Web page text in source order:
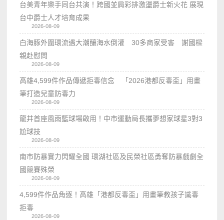
台美青年樂手同台共演！跨國並肩彩排激盪爵士新火花 展現
台中爵士人才培育成果
2026-08-09
白海豚外圍環流遇大潮釀海水倒灌 30多商家受害 謝國樑
親赴慰問
2026-08-09
高雄4,599件作品傳遞拒毒信念 「2026港都反毒盃」用畫
筆打造兒童防毒力
2026-08-09
龍井首座風雨籃球場啟用！中市運動局長攜夢想家球星3對3
尬球技
2026-08-09
南市防暴實力閃耀全國 環湖社區及民榮社區勇奪防暴戲劇全
國競賽殊榮
2026-08-09
4,599件作品角逐！高雄「港都反毒盃」用畫筆教孩子識毒
拒毒
2026-08-09